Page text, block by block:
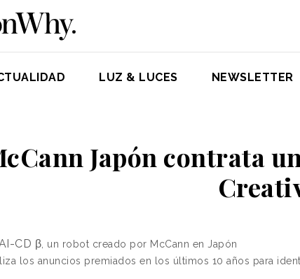
LUZ & LUCES NEWSLETTER
Japón contrata
CD β , un robot creado por McCann en Japón
los anuncios premiados en los últimos 10 años para